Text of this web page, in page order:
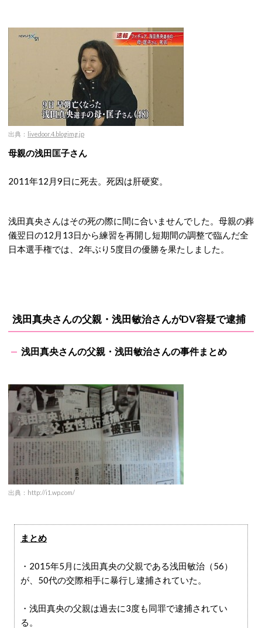
出典： livedoor.4.blogimg.jp
母親の浅田匡子さん
2011年12月9日に死去。死因は肝硬変。
浅田真央さんはその死の際に間に合いませんでした。母親の葬
儀翌日の12月13日から練習を再開し短期間の調整で臨んだ全
日本選手権では、2年ぶり5度目の優勝を果たしました。
浅田真央さんの父親・浅田敏治さんがDV容疑で逮捕
浅田真央さんの父親・浅田敏治さんの事件まとめ
出典：http://i1.wp.com/
まとめ
・2015年5月に浅田真央の父親である浅田敏治（56）
が、50代の交際相手に暴行し逮捕されていた。
・浅田真央の父親は過去に3度も同罪で逮捕されてい
る。